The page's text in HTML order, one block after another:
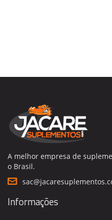
A melhor empresa de
o Brasil.
Informações